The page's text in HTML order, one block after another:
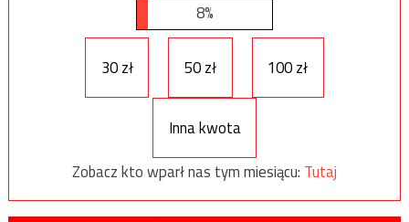
8%
30 zł 50 zł 100 zł
Inna kwota
Zobacz kto wparł nas tym miesiącu: Tutaj